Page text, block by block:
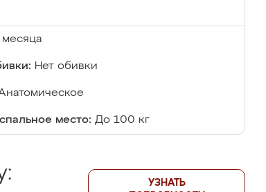
месяца
Нет обивки
место: До 100 кг
УЗНАТЬ